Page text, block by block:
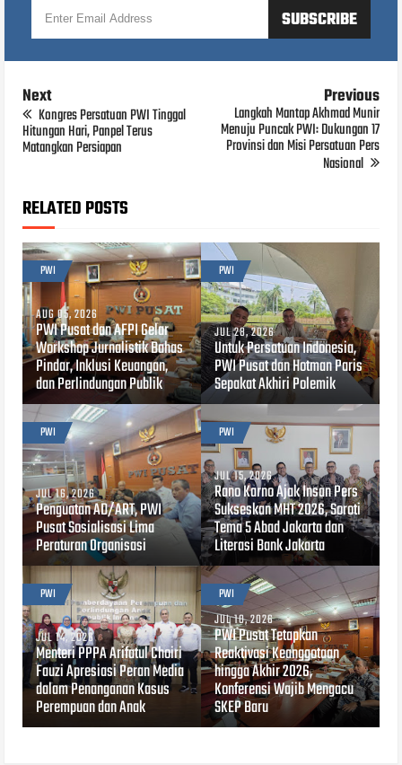
Next
Kongres Persatuan PWI Tinggal
Hitungan Hari, Panpel Terus
Matangkan Persiapan
Previous
Langkah Mantap Akhmad Munir
Menuju Puncak PWI: Dukungan 17
Provinsi dan Misi Persatuan Pers
Nasional
RELATED POSTS
PWI
AUG 05, 2026
PWI Pusat dan AFPI Gelar
Workshop Jurnalistik Bahas
Pindar, Inklusi Keuangan,
dan Perlindungan Publik
PWI
JUL 28, 2026
Untuk Persatuan Indonesia,
PWI Pusat dan Hotman Paris
Sepakat Akhiri Polemik
PWI
JUL 16, 2026
Penguatan AD/ART, PWI
Pusat Sosialisasi Lima
Peraturan Organisasi
PWI
JUL 15, 2026
Rano Karno Ajak Insan Pers
Sukseskan MHT 2026, Soroti
Tema 5 Abad Jakarta dan
Literasi Bank Jakarta
PWI
JUL 14, 2026
Menteri PPPA Arifatul Choiri
Fauzi Apresiasi Peran Media
dalam Penanganan Kasus
Perempuan dan Anak
PWI
JUL 10, 2026
PWI Pusat Tetapkan
Reaktivasi Keanggotaan
hingga Akhir 2026,
Konferensi Wajib Mengacu
SKEP Baru